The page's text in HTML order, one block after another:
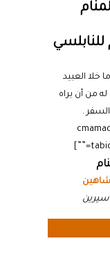
للنابلسي
خلا العبيد
له من أن يراه
.
شاهين
سيرين